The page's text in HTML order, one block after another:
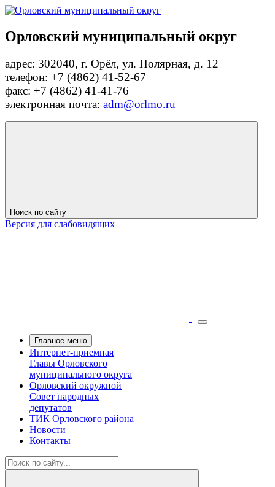
Орловский муниципальный округ
адрес: 302040, г. Орёл, ул. Полярная, д. 12
телефон: +7 (4862) 41-52-67
факс: +7 (4862) 41-41-76
электронная почта: adm@orlmo.ru
Поиск по сайту
Версия для слабовидящих
Главное меню
Интернет-приемная
Главы Орловского
муниципального округа
Орловский окружной
Совет народных
депутатов
ТИК Орловского района
Новости
Контакты